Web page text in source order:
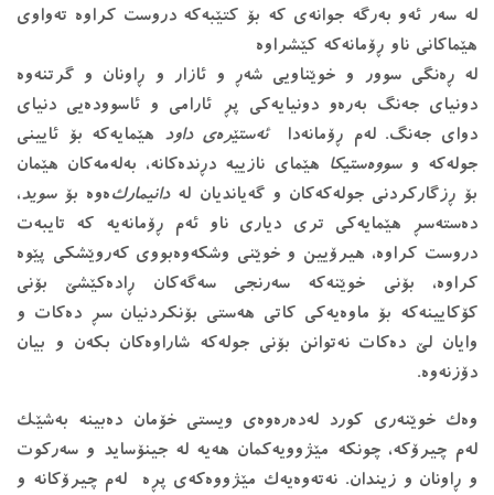
لە سەر ئەو بەرگە جوانەی کە بۆ کتێبەکە دروست کراوە تەواوی
هێماکانی ناو ڕۆمانەکە کێشراوە
لە ڕەنگی سوور و خوێناویی شەڕ و ئازار و ڕاونان و گرتنەوە
دونیای جەنگ بەرەو دونیایەکی پڕ ئارامی و ئاسوودەیی دنیای
دوای جەنگ. لەم ڕۆمانەدائەستێرەی داود هێمایەکە بۆ ئایینی
جولەکە وسووەستیکا هێمای نازییە دڕندەکانە، بەلەمەکان هێمان
بۆ ڕزگارکردنی جولەکەکان و گەیاندیان لەدانیمارک‌ەوە بۆسوید،
دەستەسڕ هێمایەکی تری دیاری ناو ئەم ڕۆمانەیە کە تایبەت
دروست کراوە، هیرۆیین و خوێنی وشکەوەبووی کەروێشکی پێوە
کراوە، بۆنی خوێنەکە سەرنجی سەگەکان ڕادەکێشێ بۆنی
کۆکایینەکە بۆ ماوەیەکی کاتی هەستی بۆنکردنیان سڕ دەکات و
وایان لێ دەکات نەتوانن بۆنی جولەکە شاراوەکان بکەن و بیان
دۆزنەوە.
وەک خوێنەری کورد لەدەرەوەی ویستی خۆمان دەبینە بەشێک
لەم چیرۆکە، چونکە مێژوویەکمان هەیە لە جینۆساید و سەرکوت
و ڕاونان و زیندان. نەتەوەیەک مێژووەکەی پڕە لەم چیرۆکانە و